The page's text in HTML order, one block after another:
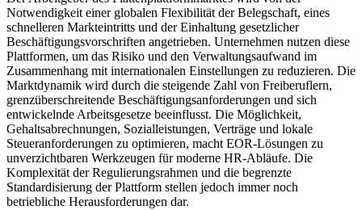
Notwendigkeit einer globalen Flexibilität der Belegschaft, eines
schnelleren Markteintritts und der Einhaltung gesetzlicher
Beschäftigungsvorschriften angetrieben. Unternehmen nutzen diese
Plattformen, um das Risiko und den Verwaltungsaufwand im
Zusammenhang mit internationalen Einstellungen zu reduzieren. Die
Marktdynamik wird durch die steigende Zahl von Freiberuflern,
grenzüberschreitende Beschäftigungsanforderungen und sich
entwickelnde Arbeitsgesetze beeinflusst. Die Möglichkeit,
Gehaltsabrechnungen, Sozialleistungen, Verträge und lokale
Steueranforderungen zu optimieren, macht EOR-Lösungen zu
unverzichtbaren Werkzeugen für moderne HR-Abläufe. Die
Komplexität der Regulierungsrahmen und die begrenzte
Standardisierung der Plattform stellen jedoch immer noch
betriebliche Herausforderungen dar.